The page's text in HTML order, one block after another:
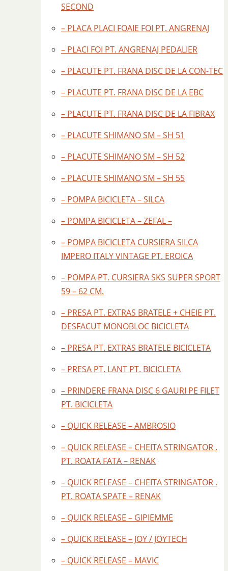
SECOND
– PLACA PLACI FOAIE FOI PT. ANGRENAJ
– PLACI FOI PT. ANGRENAJ PEDALIER
– PLACUTE PT. FRANA DISC DE LA CON-TEC
– PLACUTE PT. FRANA DISC DE LA EBC
– PLACUTE PT. FRANA DISC DE LA FIBRAX
– PLACUTE SHIMANO SM – SH 51
– PLACUTE SHIMANO SM – SH 52
– PLACUTE SHIMANO SM – SH 55
– POMPA BICICLETA – SILCA
– POMPA BICICLETA – ZEFAL –
– POMPA BICICLETA CURSIERA SILCA
IMPERO ITALY VINTAGE PT. EROICA
– POMPA PT. CURSIERA SKS SUPER SPORT
59 – 62 CM.
– PRESA PT. EXTRAS BRATELE + CHEIE PT.
DESFACUT MONOBLOC BICICLETA
– PRESA PT. EXTRAS BRATELE BICICLETA
– PRESA PT. LANT PT. BICICLETA
– PRINDERE FRANA DISC 6 GAURI PE FILET
PT. BICICLETA
– QUICK RELEASE – AMBROSIO
– QUICK RELEASE – CHEITA STRINGATOR .
PT. ROATA FATA – RENAK
– QUICK RELEASE – CHEITA STRINGATOR .
PT. ROATA SPATE – RENAK
– QUICK RELEASE – GIPIEMME
– QUICK RELEASE – JOY / JOYTECH
– QUICK RELEASE – MAVIC